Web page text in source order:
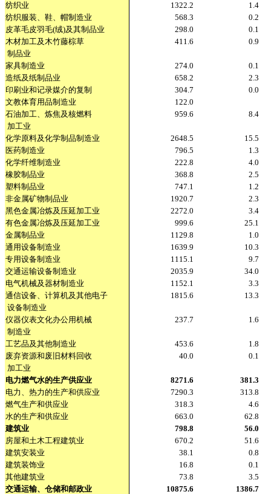
纺织业
1322.2
1.4
纺织服装、鞋、帽制造业
568.3
0.2
皮革毛皮羽毛(绒)及其制品业
298.0
0.1
木材加工及木竹藤棕草
411.6
0.9
制品业
家具制造业
274.0
0.1
造纸及纸制品业
658.2
2.3
印刷业和记录媒介的复制
304.7
0.0
文教体育用品制造业
122.0
石油加工、炼焦及核燃料
959.6
8.4
加工业
化学原料及化学制品制造业
2648.5
15.5
医药制造业
796.5
1.3
化学纤维制造业
222.8
4.0
橡胶制品业
368.8
2.5
塑料制品业
747.1
1.2
非金属矿物制品业
1920.7
2.3
黑色金属冶炼及压延加工业
2272.0
3.4
有色金属冶炼及压延加工业
999.6
25.1
金属制品业
1129.8
1.0
通用设备制造业
1639.9
10.3
专用设备制造业
1115.1
9.7
交通运输设备制造业
2035.9
34.0
电气机械及器材制造业
1152.1
3.3
通信设备、计算机及其他电子
1815.6
13.3
设备制造业
仪器仪表文化办公用机械
237.7
1.6
制造业
工艺品及其他制造业
453.6
1.8
废弃资源和废旧材料回收
40.0
0.1
加工业
电力燃气水的生产供应业
8271.6
381.3
电力、热力的生产和供应业
7290.3
313.8
燃气生产和供应业
318.3
4.6
水的生产和供应业
663.0
62.8
建筑业
798.8
56.0
房屋和土木工程建筑业
670.2
51.6
建筑安装业
38.1
0.8
建筑装饰业
16.8
0.1
其他建筑业
73.8
3.5
交通运输、仓储和邮政业
10875.6
1386.7